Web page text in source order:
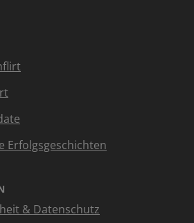
Erfolgsgeschichten
& Datenschutz